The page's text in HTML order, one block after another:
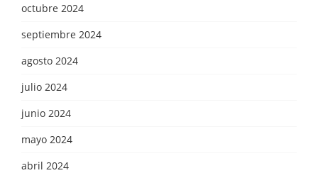
octubre 2024
septiembre 2024
agosto 2024
julio 2024
junio 2024
mayo 2024
abril 2024